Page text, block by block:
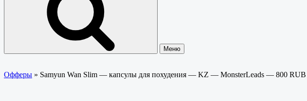
Меню
Офферы » Samyun Wan Slim — капсулы для похудения — KZ — MonsterLeads — 800 RUB